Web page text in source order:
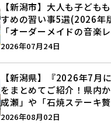
【新潟市】大人も子ども
すめの習い事5選(2026年
「オーダーメイドの音楽
キックボクシング」で新
2026年07月24日
【新潟県】『2026年7月
をまとめてご紹介！県内
成瀬」や「石焼ステーキ
営業に幕…。
2026年08月02日